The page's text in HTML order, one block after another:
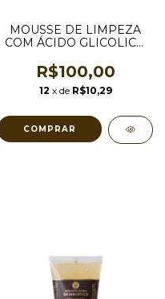
MOUSSE DE LIMPEZA
COM ÁCIDO GLICOLICO
R$100,00
12 x de R$10,29